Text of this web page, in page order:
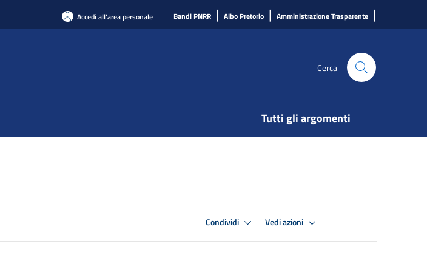
Accedi all'area personale Bandi PNRR | Albo Pretorio | Amministrazione Trasparente |
Cerca
Tutti gli argomenti
Condividi Vedi azioni